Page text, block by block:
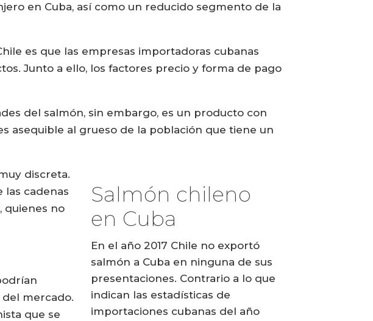
en Cuba, así como un reducido segmento de la
es que las empresas importadoras cubanas
Junto a ello, los factores precio y forma de pago
del salmón, sin embargo, es un producto con
asequible al grueso de la población que tiene un
Salmón chileno
en Cuba
En el año 2017 Chile no exportó
salmón a Cuba en ninguna de sus
presentaciones. Contrario a lo que
indican las estadísticas de
importaciones cubanas del año
discreta.
cadenas
quienes no
mercado.
que se